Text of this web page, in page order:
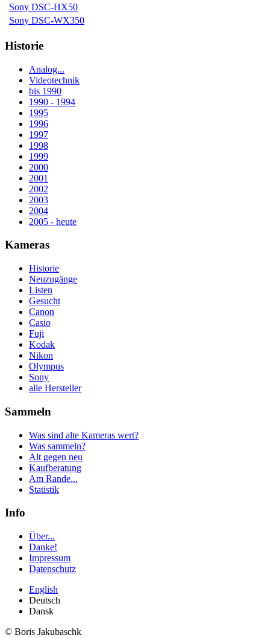
Sony DSC-HX50
Sony DSC-WX350
Historie
Analog...
Videotechnik
bis 1990
1990 - 1994
1995
1996
1997
1998
1999
2000
2001
2002
2003
2004
2005 - heute
Kameras
Historie
Neuzugänge
Listen
Gesucht
Canon
Casio
Fuji
Kodak
Nikon
Olympus
Sony
alle Hersteller
Sammeln
Was sind alte Kameras wert?
Was sammeln?
Alt gegen neu
Kaufberatung
Am Rande...
Statistik
Info
Über...
Danke!
Impressum
Datenschutz
English
Deutsch
Dansk
© Boris Jakubaschk